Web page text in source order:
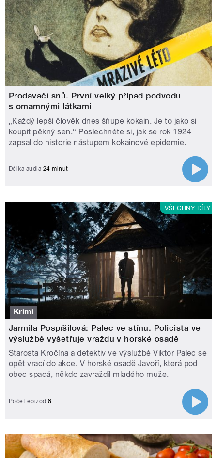
Prodavači snů. První velký případ podvodu
s omamnými látkami
„Každý lepší člověk dnes šňupe kokain. Je to jako si
koupit pěkný sen.“ Poslechněte si, jak se rok 1924
zapsal do historie nástupem kokainové epidemie.
Délka audia 24 minut
Krimi
VŠECHNY DÍLY
Jarmila Pospíšilová: Palec ve stínu. Policista ve
výslužbě vyšetřuje vraždu v horské osadě
Starosta Kročína a detektiv ve výslužbě Viktor Palec se
opět vrací do akce. V horské osadě Javoří, která pod
obec spadá, někdo zavraždil mladého muže.
Počet epizod 8